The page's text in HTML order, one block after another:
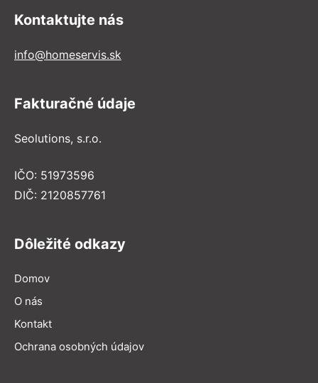
Kontaktujte nás
info@homeservis.sk
Fakturačné údaje
Seolutions, s.r.o.
IČO: 51973596
DIČ: 2120857761
Dôležité odkazy
Domov
O nás
Kontakt
Ochrana osobných údajov